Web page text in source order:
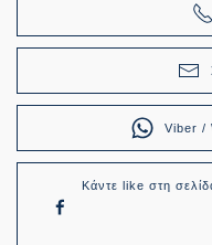
Viber /
Κάντε like στη